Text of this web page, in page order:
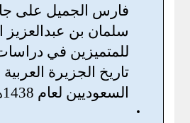
فارس الجميل على
سلمان بن عبدالعزيز
للمتميزين في
تاريخ الجزيرة
السعوديين لعام 1438هـ